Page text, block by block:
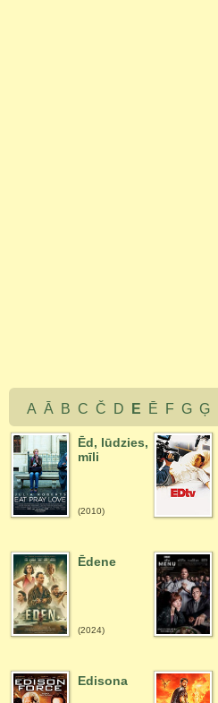
A Ā B C Č D E Ē F G Ģ
Ēd, lūdzies,
mīli
(2010)
Ēdene
(2024)
Edisona